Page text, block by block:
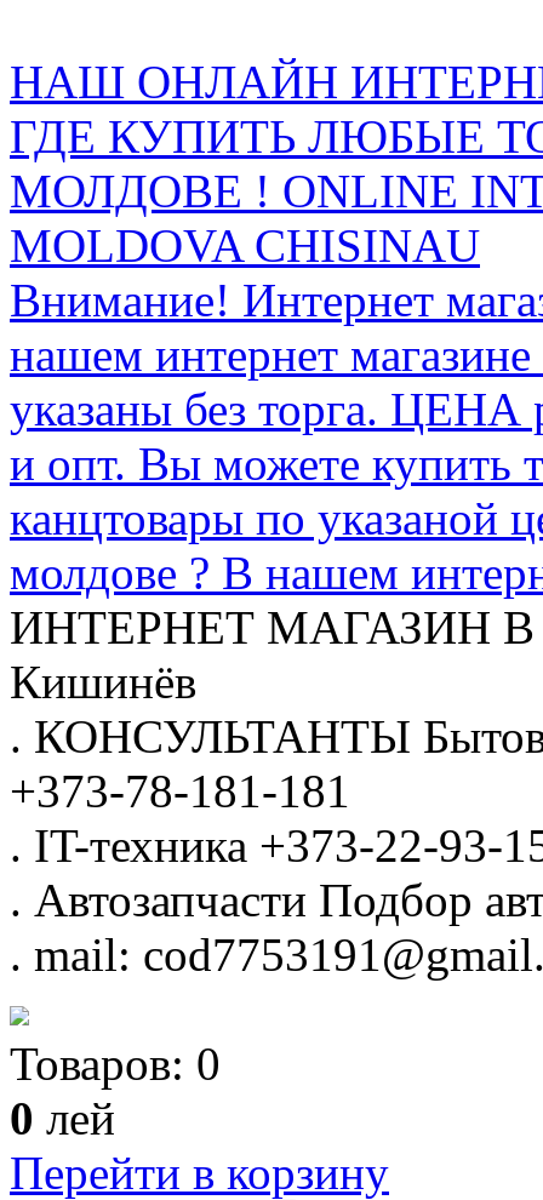
НАШ ОНЛАЙН
ГДЕ КУПИТЬ ЛЮБЫЕ
МОЛДОВЕ ! ONLINE
MOLDOVA CHISINAU
Внимание! Интернет
нашем интернет
указаны без торга.
и опт. Вы можете купить
канцтовары по указаной
молдове ? В нашем
ИНТЕРНЕТ МАГАЗИН
Кишинёв
. КОНСУЛЬТАНТЫ
+373-78-181-181
. IT-техника +373-22-93-
. Автозапчасти Подбор
. mail:
Товаров: 0
0 лей
Перейти в корзину